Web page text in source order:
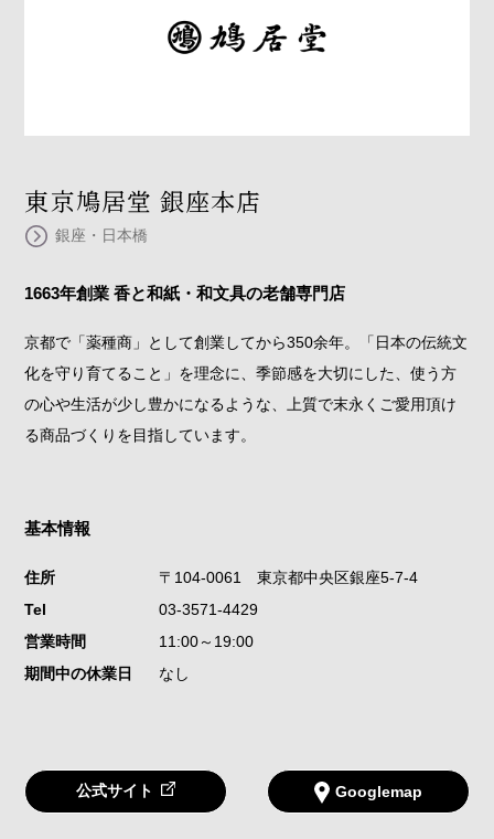
東京鳩居堂 銀座本店
銀座・日本橋
1663年創業 香と和紙・和文具の老舗専門店
京都で「薬種商」として創業してから350余年。「日本の伝統文
化を守り育てること」を理念に、季節感を大切にした、使う方
の心や生活が少し豊かになるような、上質で末永くご愛用頂け
る商品づくりを目指しています。
基本情報
住所 〒104-0061
東京都中央区銀座5-7-4
Tel
03-3571-4429
営業時間
11:00～19:00
期間中の休業日
なし
公式サイト Googlemap